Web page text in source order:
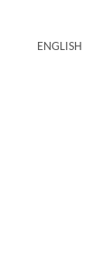
ENGLISH